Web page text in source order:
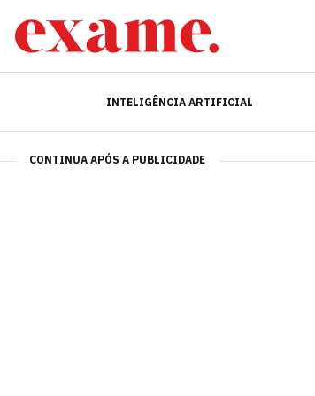
INTELIGÊNCIA ARTIFICIAL
INTELIGÊNCIA ARTIFICIAL
CONTINUA APÓS A PUBLICIDADE